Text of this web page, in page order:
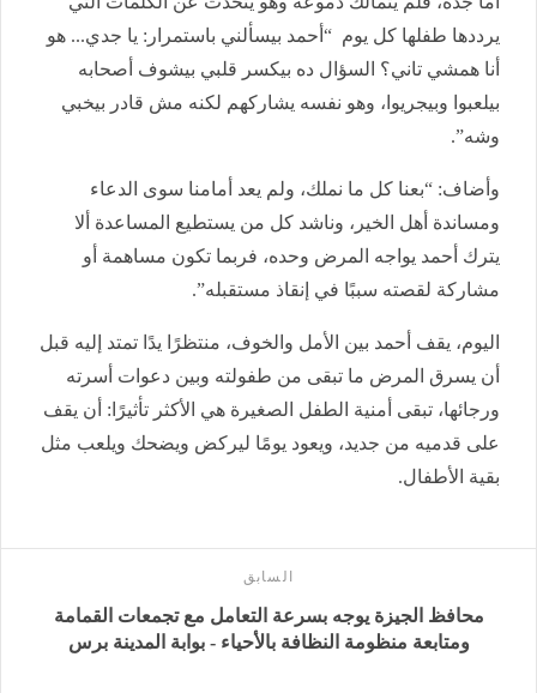
يرددها طفلها كل يوم “أحمد بيسألني باستمرار: يا جدي... هو
أنا همشي تاني؟ السؤال ده بيكسر قلبي بيشوف أصحابه
بيلعبوا وبيجريوا، وهو نفسه يشاركهم لكنه مش قادر بيخبي
وشه”.
وأضاف: “بعنا كل ما نملك، ولم يعد أمامنا سوى الدعاء
ومساندة أهل الخير، وناشد كل من يستطيع المساعدة ألا
يترك أحمد يواجه المرض وحده، فربما تكون مساهمة أو
مشاركة لقصته سببًا في إنقاذ مستقبله”.
اليوم، يقف أحمد بين الأمل والخوف، منتظرًا يدًا تمتد إليه قبل
أن يسرق المرض ما تبقى من طفولته وبين دعوات أسرته
ورجائها، تبقى أمنية الطفل الصغيرة هي الأكثر تأثيرًا: أن يقف
على قدميه من جديد، ويعود يومًا ليركض ويضحك ويلعب مثل
بقية الأطفال.
السابق
محافظ الجيزة يوجه بسرعة التعامل مع تجمعات القمامة
ومتابعة منظومة النظافة بالأحياء - بوابة المدينة برس